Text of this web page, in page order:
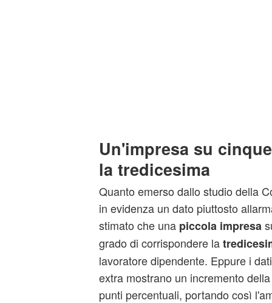
Un'impresa su
la tredicesima
Quanto emerso dallo studio della
in evidenza un dato piuttosto
stimato che unapiccola impresa
grado di corrispondere la
lavoratore dipendente. Eppure i
extra mostrano un incremento
punti percentuali, portando così